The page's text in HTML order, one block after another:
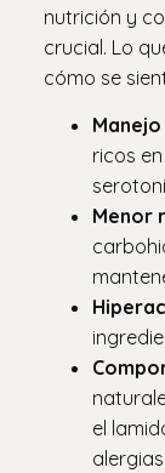
nutrición y
crucial. Lo
cómo se
ricos
Menor
el